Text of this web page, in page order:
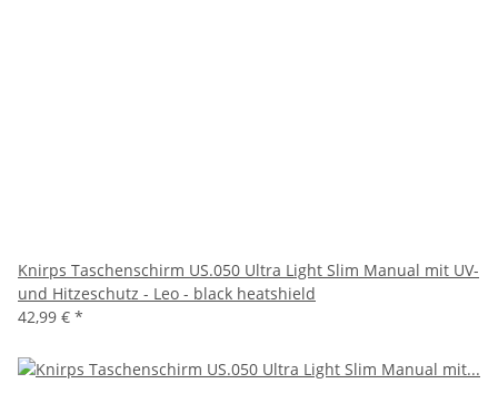
Knirps Taschenschirm US.050 Ultra Light Slim Manual mit UV-
und Hitzeschutz - Leo - black heatshield
42,99 € *